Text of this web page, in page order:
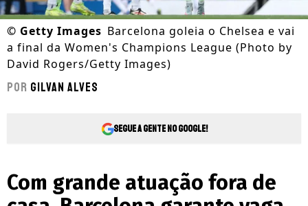
© Getty Images Barcelona goleia o Chelsea e vai
a final da Women's Champions League (Photo by
David Rogers/Getty Images)
Por Gilvan Alves
Segue a gente no Google!
Com grande atuação fora de